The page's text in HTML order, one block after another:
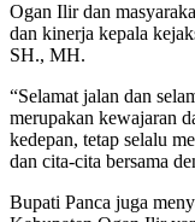
Ogan Ilir dan
dan kinerja kepala
SH., MH.
“Selamat jalan dan
merupakan kewajaran
kedepan, tetap selalu
dan cita-cita bersama
Bupati Panca juga